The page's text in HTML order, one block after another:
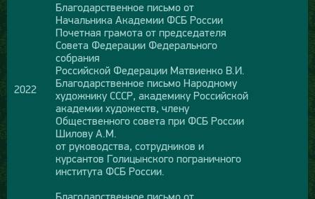
2022
Благодарственное письмо от
Начальника Академии ФСБ России
Почетная грамота от председателя
Совета Федерации Федерального
собрания
Российской Федерации Матвиенко В.И.
Благодарственное письмо Народному
художнику СССР, академику Российской
академии художеств, члену
Общественного совета при ФСБ России
Шилову А.М.
от руководства, сотрудников и
курсантов Голицынского пограничного
института ФСБ России.
Благодарственное письмо от